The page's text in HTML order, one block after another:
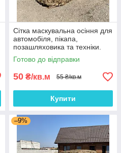
Сітка маскувальна осіння для
автомобіля, пікапа,
позашляховика та техніки.
Колір "Осінь №3"
Готово до відправки
50 ₴/кв.м 55 ₴/кв.м
Купити
–9%